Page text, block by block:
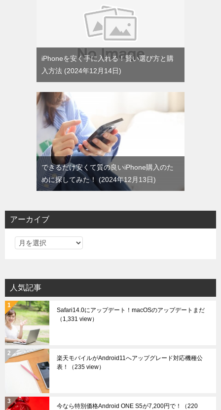
iPhoneを安く手に入れる！賢い選び方と購
入方法
2024年12月14日
できるだけ安くて質の良いiPhone購入のた
めに探してみた！
2024年12月13日
アーカイブ
ア
イ
ブ
人気記事
Safari14.0にアップデート！macOSのアップデートまだ
（1,331 view）
楽天モバイルがAndroid11へアップグレード対応機種公
表！
（235 view）
今なら特別価格Android ONE S5が7,200円で！
（220